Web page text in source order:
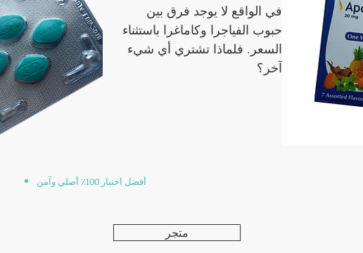
في الواقع لا يوجد فرق بين
حبوب الفياجرا وكاماغرا باستثناء
السعر. فلماذا تشتري أي شيء
آخر؟
أفضل اختبار 100٪ أصلي وآمن
متجر